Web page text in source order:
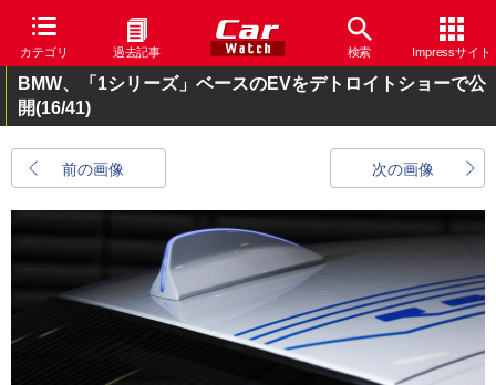
カテゴリ 過去記事 検索 Impressサイト
BMW、「1シリーズ」ベースのEVをデトロイトショーで公
開(16/41)
前の画像 次の画像